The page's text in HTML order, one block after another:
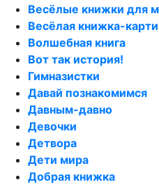
Весёлые книжки для
Весёлая книжка-
Волшебная книга
Вот так история!
Гимназистки
Давай познакомимся
Давным-давно
Девочки
Детвора
Дети мира
Добрая книжка